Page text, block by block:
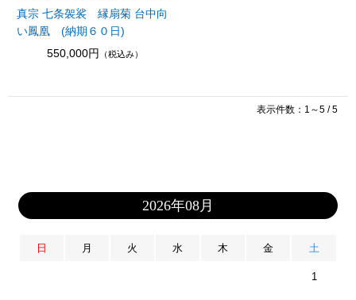
真宗 七条袈裟 縁扇菊 台中向
い鳳凰 (納期６０日)
550,000円
（税込み）
表示件数：1～5 / 5
2026年08月
日 月 火 水 木 金 土
1